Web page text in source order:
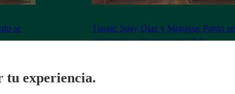
se
Tunait: Susy Díaz y Monique Pardo se
sometieron a las preguntas del
tu experiencia.